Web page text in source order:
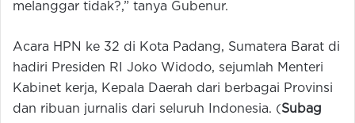
melanggar tidak?,” tanya Gubenur.
Acara HPN ke 32 di Kota Padang, Sumatera Barat di
hadiri Presiden RI Joko Widodo, sejumlah Menteri
Kabinet kerja, Kepala Daerah dari berbagai Provinsi
dan ribuan jurnalis dari seluruh Indonesia. (Subag